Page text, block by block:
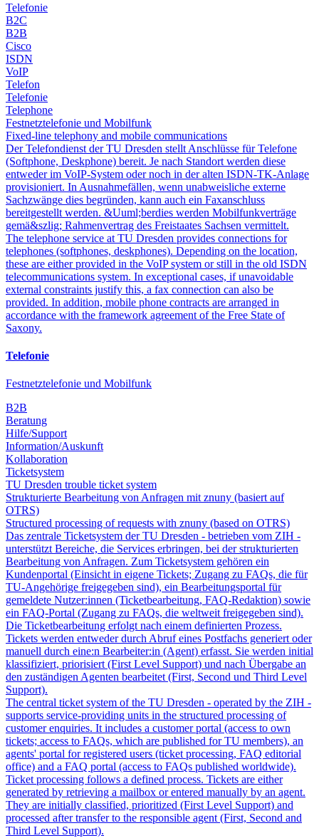
Telefonie
B2C
B2B
Cisco
ISDN
VoIP
Telefon
Telefonie
Telephone
Festnetztelefonie und Mobilfunk
Fixed-line telephony and mobile communications
Der Telefondienst der TU Dresden stellt Anschlüsse für Telefone
(Softphone, Deskphone) bereit. Je nach Standort werden diese
entweder im VoIP-System oder noch in der alten ISDN-TK-Anlage
provisioniert. In Ausnahmefällen, wenn unabweisliche externe
Sachzwänge dies begründen, kann auch ein Faxanschluss
bereitgestellt werden. &Uuml;berdies werden Mobilfunkverträge
gemä&szlig; Rahmenvertrag des Freistaates Sachsen vermittelt.
The telephone service at TU Dresden provides connections for
telephones (softphones, deskphones). Depending on the location,
these are either provided in the VoIP system or still in the old ISDN
telecommunications system. In exceptional cases, if unavoidable
external constraints justify this, a fax connection can also be
provided. In addition, mobile phone contracts are arranged in
accordance with the framework agreement of the Free State of
Saxony.
Telefonie
Festnetztelefonie und Mobilfunk
B2B
Beratung
Hilfe/Support
Information/Auskunft
Kollaboration
Ticketsystem
TU Dresden trouble ticket system
Strukturierte Bearbeitung von Anfragen mit znuny (basiert auf
OTRS)
Structured processing of requests with znuny (based on OTRS)
Das zentrale Ticketsystem der TU Dresden - betrieben vom ZIH -
unterstützt Bereiche, die Services erbringen, bei der strukturierten
Bearbeitung von Anfragen. Zum Ticketsystem gehören ein
Kundenportal (Einsicht in eigene Tickets; Zugang zu FAQs, die für
TU-Angehörige freigegeben sind), ein Bearbeitungsportal für
gemeldete Nutzer:innen (Ticketbearbeitung, FAQ-Redaktion) sowie
ein FAQ-Portal (Zugang zu FAQs, die weltweit freigegeben sind).
Die Ticketbearbeitung erfolgt nach einem definierten Prozess.
Tickets werden entweder durch Abruf eines Postfachs generiert oder
manuell durch eine:n Bearbeiter:in (Agent) erfasst. Sie werden initial
klassifiziert, priorisiert (First Level Support) und nach Übergabe an
den zuständigen Agenten bearbeitet (First, Second und Third Level
Support).
The central ticket system of the TU Dresden - operated by the ZIH -
supports service-providing units in the structured processing of
customer enquiries. It includes a customer portal (access to own
tickets; access to FAQs, which are published for TU members), an
agents' portal for registered users (ticket processing, FAQ editorial
office) and a FAQ portal (access to FAQs published worldwide).
Ticket processing follows a defined process. Tickets are either
generated by retrieving a mailbox or entered manually by an agent.
They are initially classified, prioritized (First Level Support) and
processed after transfer to the responsible agent (First, Second and
Third Level Support).